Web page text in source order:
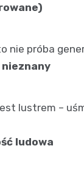
nie próba
lustrem –
ludowa